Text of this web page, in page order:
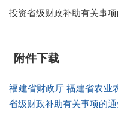
投资省级财政补助有关事项
附件下载
福建省财政厅 福建省农业
省级财政补助有关事项的